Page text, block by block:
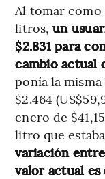
Al tomar
litros,un
$2.831 para
cambio actual
ponía la
$2.464
enero de
litro que
variación
valor actual es